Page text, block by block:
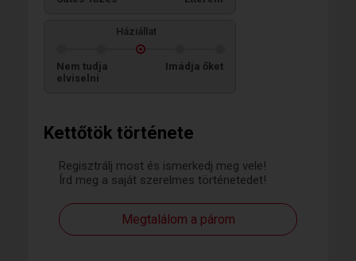
Kettőtök története
Regisztrálj most és ismerkedj meg vele!
Írd meg a saját szerelmes történetedet!
Megtalálom a párom
Háziállat
Nem tudja
elviselni
Imádja őket